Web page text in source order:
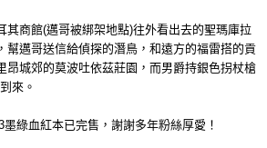
其商館(邁哥被綁架地點)往外看出去的聖瑪庫拉
幫邁哥送信給偵探的潛鳥，和遠方的福雷搭的貢
昂城郊的莫波吐依茲莊園，而男爵持銀色拐杖槍
來。
綠血紅本已完售，謝謝多年粉絲厚愛！